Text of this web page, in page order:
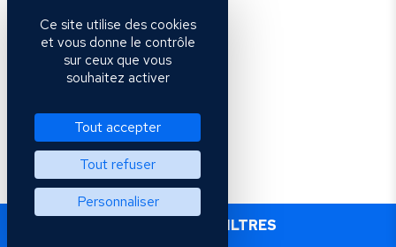
+ PLUS DE FILTRES
Ce site utilise des cookies
et vous donne le contrôle
sur ceux que vous
souhaitez activer
Tout accepter
Tout refuser
Personnaliser